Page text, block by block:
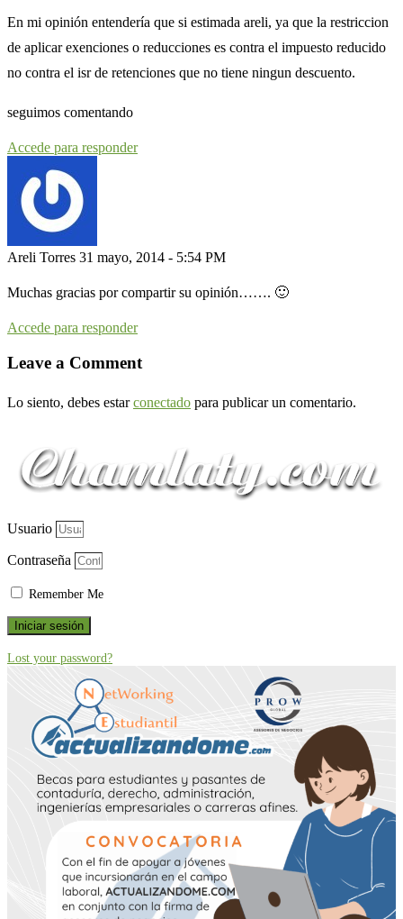
En mi opinión entendería que si estimada areli, ya que la restriccion
de aplicar exenciones o reducciones es contra el impuesto reducido
no contra el isr de retenciones que no tiene ningun descuento.
seguimos comentando
Accede para responder
Areli Torres 31 mayo, 2014 - 5:54 PM
Muchas gracias por compartir su opinión……. 🙂
Accede para responder
Leave a Comment
Lo siento, debes estarconectado para publicar un comentario.
Usuario
Contraseña
Remember Me
Iniciar sesión
Lost your password?